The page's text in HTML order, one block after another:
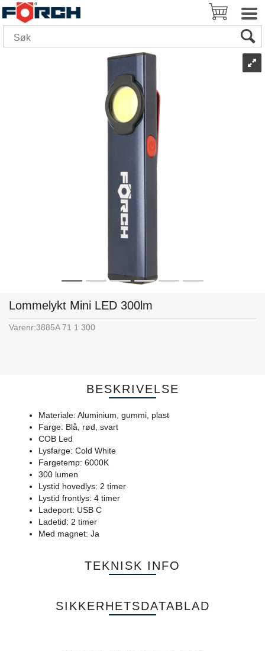
Lommelykt Mini LED 300lm
Varenr:3885A 71 1 300
BESKRIVELSE
Materiale: Aluminium, gummi, plast
Farge: Blå, rød, svart
COB Led
Lysfarge: Cold White
Fargetemp: 6000K
300 lumen
Lystid hovedlys: 2 timer
Lystid frontlys: 4 timer
Ladeport: USB C
Ladetid: 2 timer
Med magnet: Ja
TEKNISK INFO
SIKKERHETSDATABLAD